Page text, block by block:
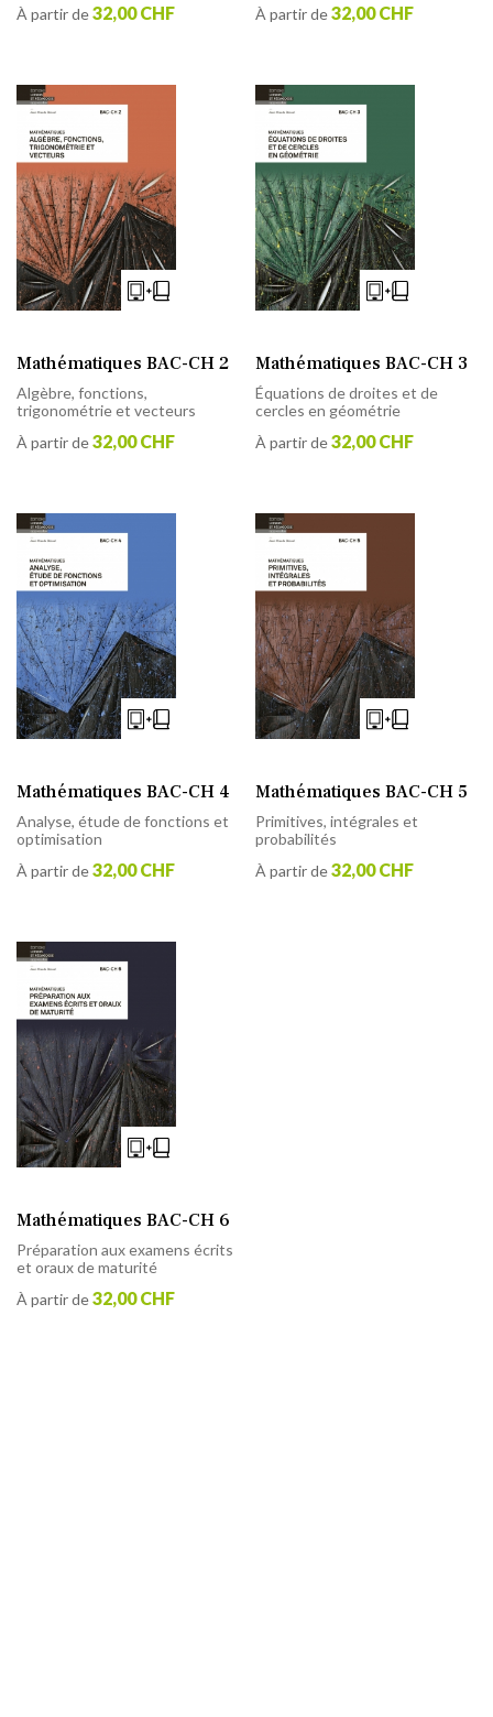
À partir de32,00 CHF
À partir de32,00 CHF
Mathématiques BAC-CH 2
Algèbre, fonctions,
trigonométrie et vecteurs
À partir de32,00 CHF
Mathématiques BAC-CH 3
Équations de droites et de
cercles en géométrie
À partir de32,00 CHF
Mathématiques BAC-CH 4
Analyse, étude de fonctions et
optimisation
À partir de32,00 CHF
Mathématiques BAC-CH 5
Primitives, intégrales et
probabilités
À partir de32,00 CHF
Mathématiques BAC-CH 6
Préparation aux examens écrits
et oraux de maturité
À partir de32,00 CHF